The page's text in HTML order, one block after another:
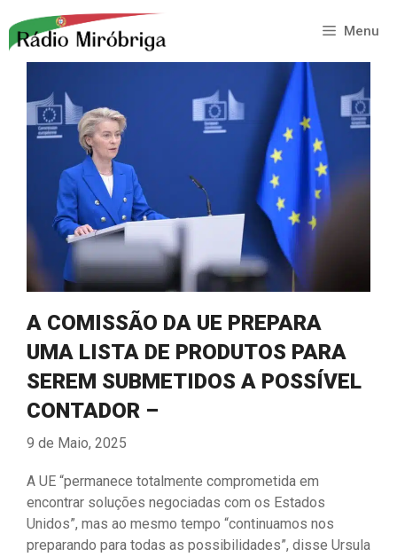
para
Menu
A COMISSÃO DA UE PREPARA
UMA LISTA DE PRODUTOS PARA
SEREM SUBMETIDOS A POSSÍVEL
CONTADOR –
9 de Maio, 2025
A UE “permanece totalmente comprometida em
encontrar soluções negociadas com os Estados
Unidos”, mas ao mesmo tempo “continuamos nos
preparando para todas as possibilidades”, disse Ursula